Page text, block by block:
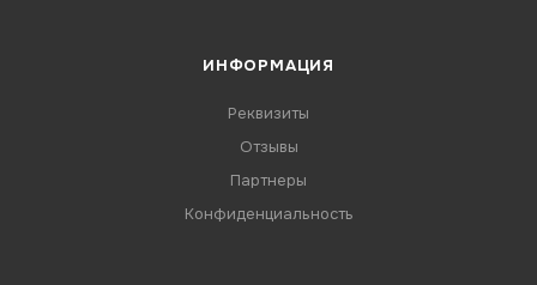
ИНФОРМАЦИЯ
Реквизиты
Отзывы
Партнеры
Конфиденциальность